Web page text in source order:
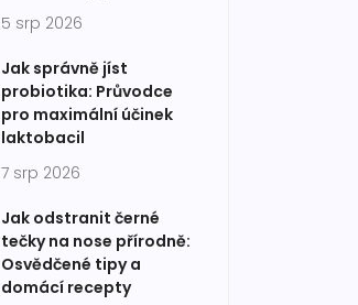
5 srp 2026
Jak správně jíst
probiotika: Průvodce
pro maximální účinek
laktobacil
7 srp 2026
Jak odstranit černé
tečky na nose přírodně:
Osvědčené tipy a
domácí recepty